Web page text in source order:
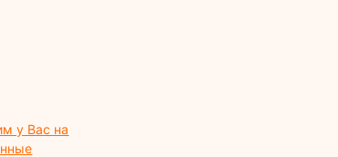
у Вас на